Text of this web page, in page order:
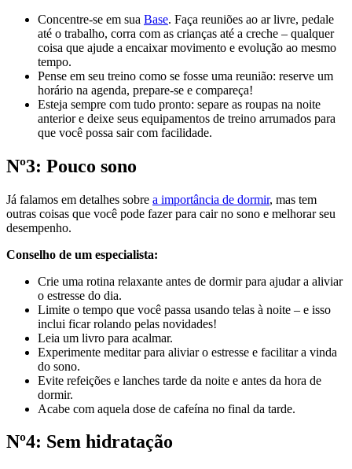
Concentre-se em sua Base. Faça reuniões ao ar livre, pedale
até o trabalho, corra com as crianças até a creche – qualquer
coisa que ajude a encaixar movimento e evolução ao mesmo
tempo.
Pense em seu treino como se fosse uma reunião: reserve um
horário na agenda, prepare-se e compareça!
Esteja sempre com tudo pronto: separe as roupas na noite
anterior e deixe seus equipamentos de treino arrumados para
que você possa sair com facilidade.
Nº3: Pouco sono
Já falamos em detalhes sobre a importância de dormir, mas tem
outras coisas que você pode fazer para cair no sono e melhorar seu
desempenho.
Conselho de um especialista:
Crie uma rotina relaxante antes de dormir para ajudar a aliviar
o estresse do dia.
Limite o tempo que você passa usando telas à noite – e isso
inclui ficar rolando pelas novidades!
Leia um livro para acalmar.
Experimente meditar para aliviar o estresse e facilitar a vinda
do sono.
Evite refeições e lanches tarde da noite e antes da hora de
dormir.
Acabe com aquela dose de cafeína no final da tarde.
Nº4: Sem hidratação